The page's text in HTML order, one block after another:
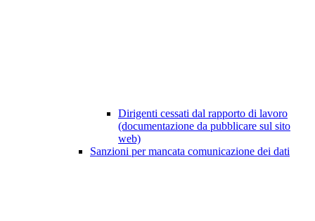
Dirigenti cessati dal rapporto di lavoro
(documentazione da pubblicare sul sito
web)
Sanzioni per mancata comunicazione dei dati